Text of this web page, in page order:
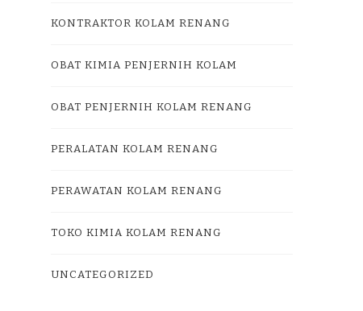
KONTRAKTOR KOLAM RENANG
OBAT KIMIA PENJERNIH KOLAM
OBAT PENJERNIH KOLAM RENANG
PERALATAN KOLAM RENANG
PERAWATAN KOLAM RENANG
TOKO KIMIA KOLAM RENANG
UNCATEGORIZED